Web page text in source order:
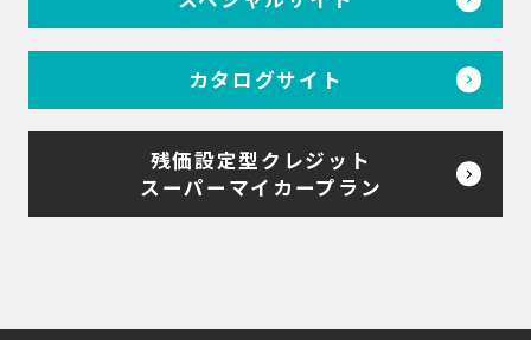
カタログサイト
残価設定型クレジット
スーパーマイカープラン